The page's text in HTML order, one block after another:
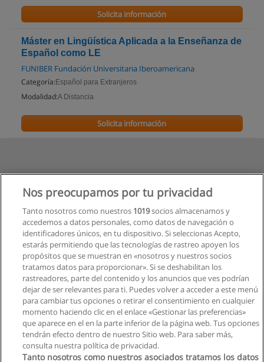
Solicita información
Máster en Lingüística Aplicada a la Enseñanza de
Español como LE
FUNIBER Fundación Universitaria Iberoamericana
Categoría: Español para Extranjeros
Modalidad:A Distancia
Solicita información
Nos preocupamos por tu privacidad
Tanto nosotros como nuestros 1019socios almacenamos y
accedemos a datos personales, como datos de navegación o
identificadores únicos, en tu dispositivo. Si seleccionas Acepto,
estarás permitiendo que las tecnologías de rastreo apoyen los
propósitos que se muestran en «nosotros y nuestros socios
tratamos datos para proporcionar». Si se deshabilitan los
rastreadores, parte del contenido y los anuncios que ves podrían
dejar de ser relevantes para ti. Puedes volver a acceder a este menú
para cambiar tus opciones o retirar el consentimiento en cualquier
momento haciendo clic en el enlace «Gestionar las preferencias»
que aparece en el en la parte inferior de la página web. Tus opciones
tendrán efecto dentro de nuestro Sitio web. Para saber más,
consulta nuestra política de privacidad.
Tanto nosotros como nuestros asociados tratamos los datos